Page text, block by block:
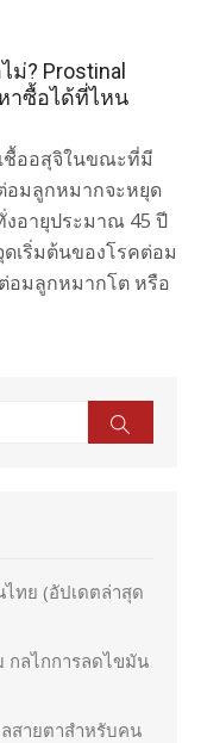
ม่? Prostinal
าซื้อได้ที่ไหน
ชื้ออสุจิในขณะที่มี
อมลูกหมากจะหยุด
งอายุประมาณ 45 ปี
เริ่มต้นของโรคต่อม
อมลูกหมากโต หรือ
ไทย (อัปเดตล่าสุด
กลไกการลดไขมัน
สายตาสำหรับคน